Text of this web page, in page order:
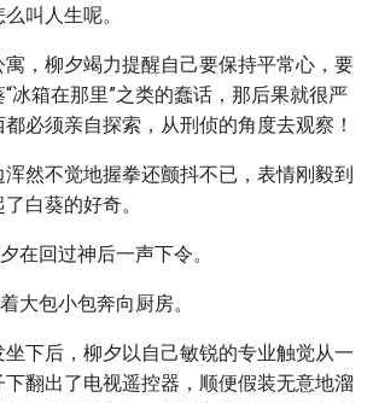
叫人生呢。
，柳夕竭力提醒自己要保持平常心，要
冰箱在那里”之类的蠢话，那后果就很严
必须亲自探索，从刑侦的角度去观察！
然不觉地握拳还颤抖不已，表情刚毅到
白葵的好奇。
在回过神后一声下令。
大包小包奔向厨房。
下后，柳夕以自己敏锐的专业触觉从一
翻出了电视遥控器，顺便假装无意地溜